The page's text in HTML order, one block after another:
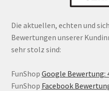
Die aktuellen, echten und
Bewertungen unserer
sehr stolz sind:
FunShop Google Bewertung:
FunShop Facebook